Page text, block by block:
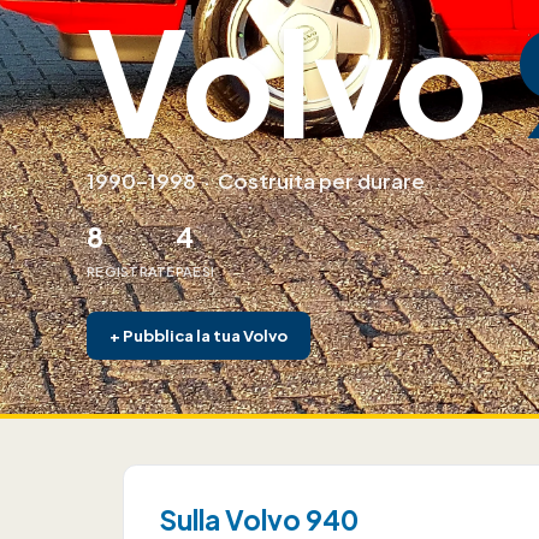
Volvo
1990–1998·Costruita per durare
8
REGISTRATE
4
PAESI
+ Pubblica la tua Volvo
Sulla Volvo 940